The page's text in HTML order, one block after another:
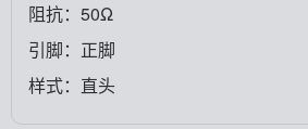
阻抗：50Ω
引脚：正脚
样式：直头